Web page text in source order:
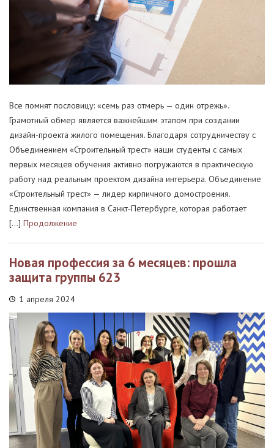
Все помнят пословицу: «семь раз отмерь — один отрежь».
Грамотный обмер является важнейшим этапом при создании
дизайн-проекта жилого помещения. Благодаря сотрудничеству с
Объединением «Строительный трест» наши студенты с самых
первых месяцев обучения активно погружаются в практическую
работу над реальным проектом дизайна интерьера. Объединение
«Строительный трест» — лидер кирпичного домостроения.
Единственная компания в Санкт-Петербурге, которая работает
[…] Продолжение
Новая профессия за 6 месяцев: прошла
защита группы 623
1 апреля 2024